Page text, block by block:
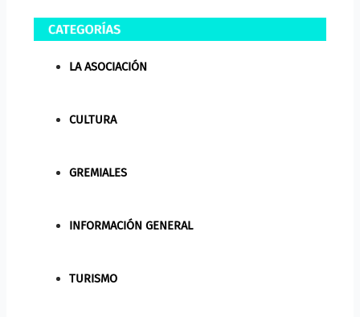
LA ASOCIACIÓN
CULTURA
GREMIALES
INFORMACIÓN GENERAL
TURISMO